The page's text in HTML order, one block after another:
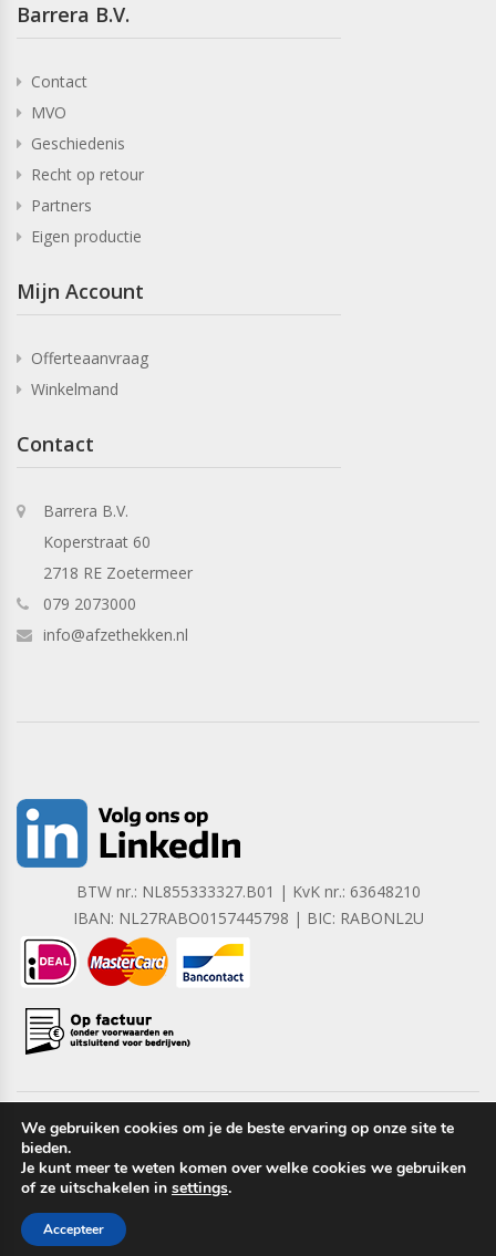
Barrera B.V.
Contact
MVO
Geschiedenis
Recht op retour
Partners
Eigen productie
Mijn Account
Offerteaanvraag
Winkelmand
Contact
Barrera B.V.
Koperstraat 60
2718 RE Zoetermeer
079 2073000
info@afzethekken.nl
BTW nr.: NL855333327.B01 | KvK nr.: 63648210
IBAN: NL27RABO0157445798 | BIC: RABONL2U
Copyright © 2023 Barrera B.V. Alle rechten voorbehouden.
We gebruiken cookies om je de beste ervaring op onze site te
bieden.
Je kunt meer te weten komen over welke cookies we gebruiken
of ze uitschakelen in settings.
Accepteer